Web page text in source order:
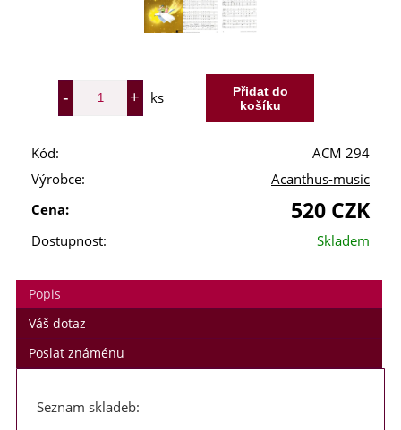
ks
Kód:
ACM 294
Výrobce:
Acanthus-music
Cena:
520 CZK
Dostupnost: Skladem
Popis
Váš dotaz
Poslat známénu
Seznam skladeb: